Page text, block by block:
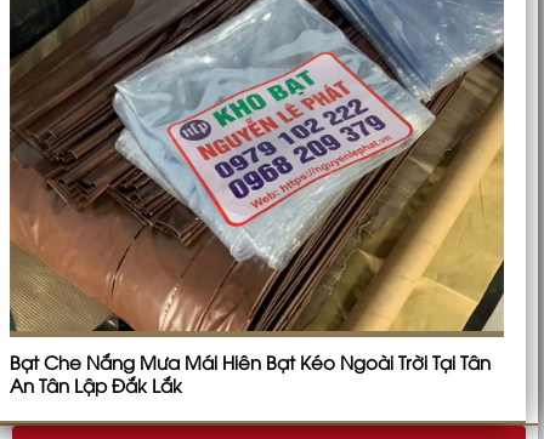
Bạt Che Nắng Mưa Mái Hiên Bạt Kéo Ngoài Trời Tại Tân
An Tân Lập Đắk Lắk